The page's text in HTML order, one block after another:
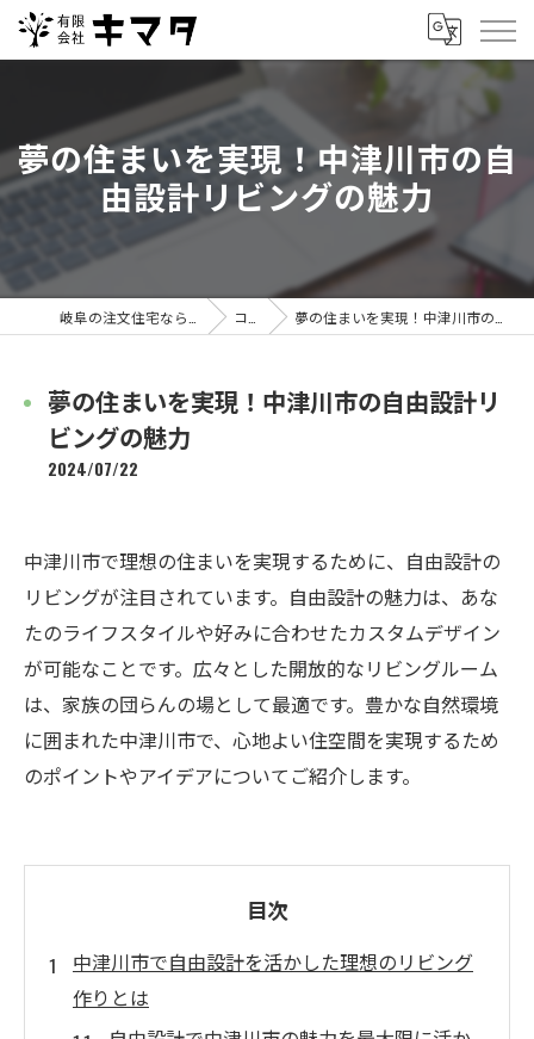
夢の住まいを実現！中津川市の自
由設計リビングの魅力
コラム 夢の住まいを実現！中津川市の自由設計リビングの魅力
夢の住まいを実現！中津川市の自由設計リ
ビングの魅力
2024/07/22
中津川市で理想の住まいを実現するために、自由設計の
リビングが注目されています。自由設計の魅力は、あな
たのライフスタイルや好みに合わせたカスタムデザイン
が可能なことです。広々とした開放的なリビングルーム
は、家族の団らんの場として最適です。豊かな自然環境
に囲まれた中津川市で、心地よい住空間を実現するため
のポイントやアイデアについてご紹介します。
目次
中津川市で自由設計を活かした理想のリビング
作りとは